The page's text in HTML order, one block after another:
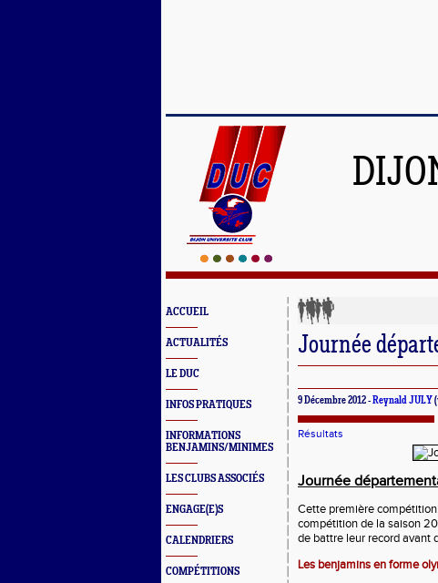
ACCUEIL
ACTUALITÉS
LE DUC
INFOS PRATIQUES
INFORMATIONS
BENJAMINS/MINIMES
LES CLUBS ASSOCIÉS
ENGAGE(E)S
CALENDRIERS
COMPÉTITIONS
Journée
9 Décembre 2012 -Reynald JULY
Résultats
Journée
Cette première
compétition de la saison
de battre leur record avant
Les benjamins en forme